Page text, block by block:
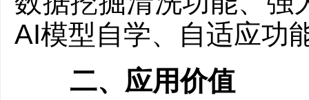
AI模型自学、自适应功
二、应用价值